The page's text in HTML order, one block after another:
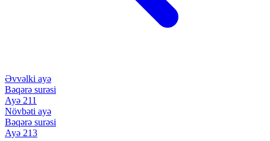
Əvvəlki ayə
Bəqərə surəsi
Ayə 211
Növbəti ayə
Bəqərə surəsi
Ayə 213